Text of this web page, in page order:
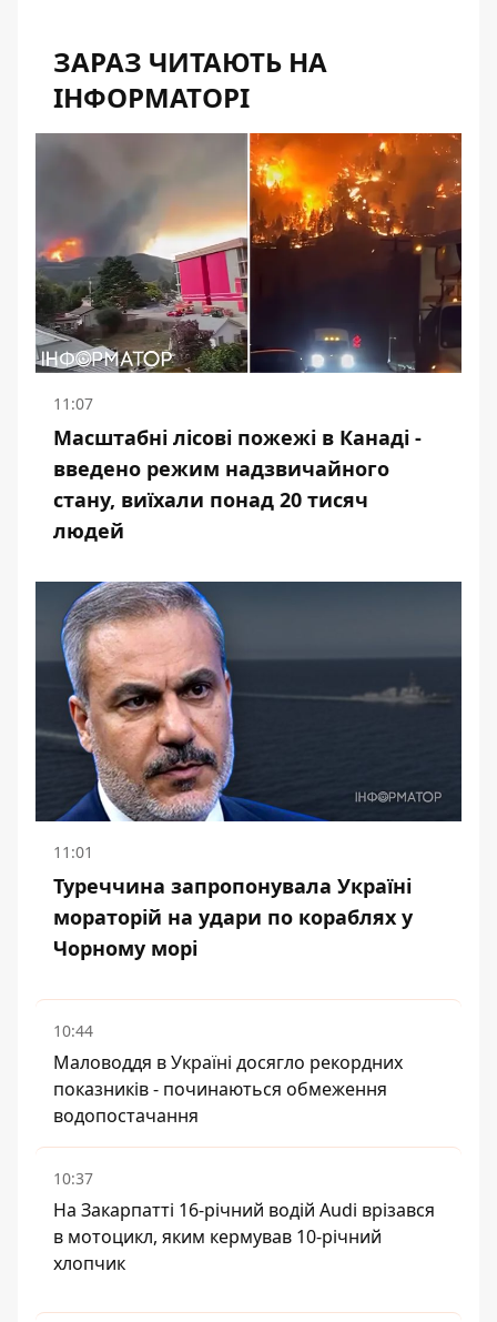
ЗАРАЗ ЧИТАЮТЬ НА
ІНФОРМАТОРІ
11:07
Масштабні лісові пожежі в Канаді -
введено режим надзвичайного
стану, виїхали понад 20 тисяч
людей
11:01
Туреччина запропонувала Україні
мораторій на удари по кораблях у
Чорному морі
10:44
Маловоддя в Україні досягло рекордних
показників - починаються обмеження
водопостачання
10:37
На Закарпатті 16-річний водій Audi врізався
в мотоцикл, яким кермував 10-річний
хлопчик